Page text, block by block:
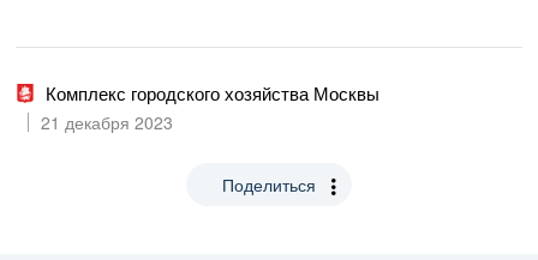
Комплекс городского хозяйства Москвы
21 декабря 2023
Поделиться